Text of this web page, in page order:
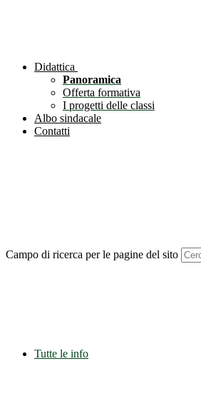
Didattica
Panoramica
Offerta formativa
I progetti delle classi
Albo sindacale
Contatti
Campo di ricerca per le pagine del sito
Tutte le info